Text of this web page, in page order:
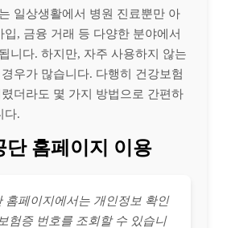
일상생활에서 병원 진료뿐만 아
입, 금융 거래 등 다양한 분야에서
니다. 하지만, 자주 사용하지 않는
우가 많습니다. 다행히 건강보험
더라도 몇 가지 방법으로 간편하
다.
단 홈페이지 이용
홈페이지에서는 개인정보 확인
험증 번호를 조회할 수 있습니